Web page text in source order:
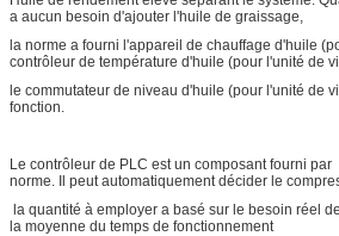
a aucun besoin d'ajouter l'huile de graissage,
la norme a fourni l'appareil de chauffage d'huile
contrôleur de température d'huile (pour l'unité de
le commutateur de niveau d'huile (pour l'unité de
fonction.
Le contrôleur de PLC est un composant fourni par
norme. Il peut automatiquement décider le
la quantité à employer a basé sur le besoin réel
la moyenne du temps de fonctionnement